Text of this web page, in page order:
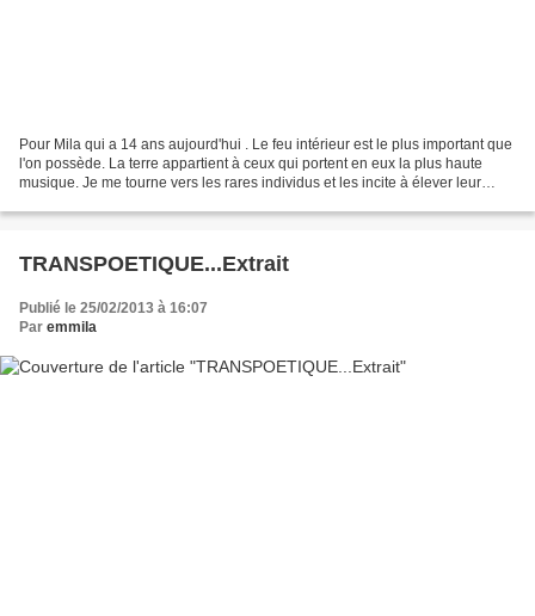
Pour Mila qui a 14 ans aujourd'hui . Le feu intérieur est le plus important que
l'on possède. La terre appartient à ceux qui portent en eux la plus haute
musique. Je me tourne vers les rares individus et les incite à élever leur
TRANSPOETIQUE...Extrait
Publié le 25/02/2013 à 16:07
Par emmila